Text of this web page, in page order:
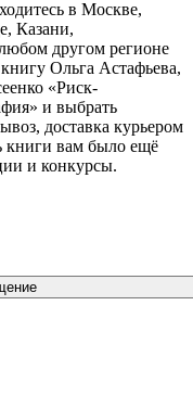
в Москве,
Казани,
другом регионе
Ольга Астафьева,
«Риск-
и выбрать
доставка курьером
книги вам было ещё
и конкурсы.